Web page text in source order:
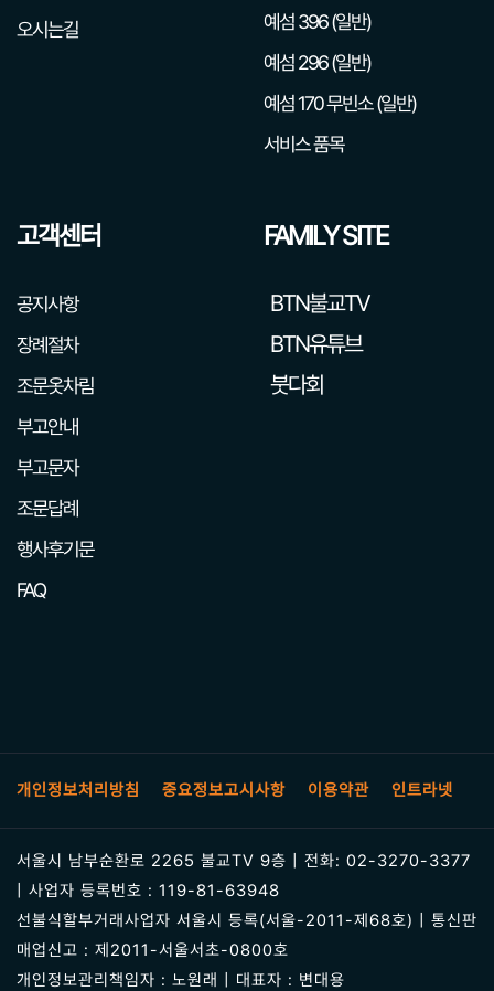
오시는길
예섬 396 (일반)
예섬 296 (일반)
예섬 170 무빈소 (일반)
서비스 품목
고객센터
공지사항
장례절차
조문옷차림
부고안내
부고문자
조문답례
행사후기문
FAQ
FAMILY SITE
BTN불교TV
BTN유튜브
붓다회
개인정보처리방침 중요정보고시사항 이용약관 인트라넷
서울시 남부순환로 2265 불교TV 9층 | 전화: 02-3270-3377
| 사업자 등록번호 : 119-81-63948
선불식할부거래사업자 서울시 등록(서울-2011-제68호) | 통신판
매업신고 : 제2011-서울서초-0800호
개인정보관리책임자 : 노원래 | 대표자 : 변대용